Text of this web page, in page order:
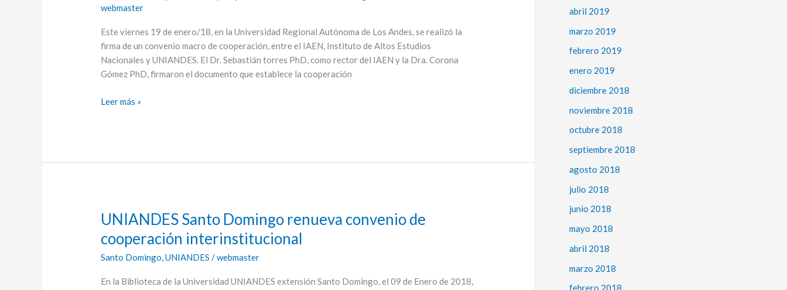
webmaster
Este viernes 19 de enero/18, en la Universidad Regional Autónoma de Los Andes, se realizó la
firma de un convenio macro de cooperación, entre el IAEN, Instituto de Altos Estudios
Nacionales y UNIANDES. El Dr. Sebastián torres PhD, como rector del IAEN y la Dra. Corona
Gómez PhD, firmaron el documento que establece la cooperación
macro
cooperación
UNIANDES
–
IAEN
Leer más »
UNIANDES Santo Domingo renueva convenio de
cooperación interinstitucional
Santo Domingo,UNIANDES /webmaster
En la Biblioteca de la Universidad UNIANDES extensión Santo Domingo, el 09 de Enero de 2018,
UNIANDES
Domingo
renueva
de
abril 2019
marzo 2019
febrero 2019
enero 2019
diciembre 2018
noviembre 2018
octubre 2018
septiembre 2018
agosto 2018
julio 2018
junio 2018
mayo 2018
abril 2018
marzo 2018
febrero 2018